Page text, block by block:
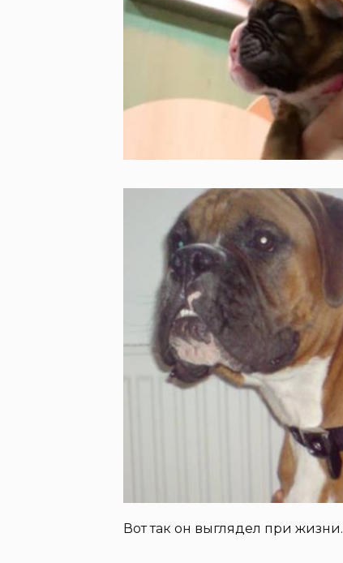
Вот так он выглядел при жизни.